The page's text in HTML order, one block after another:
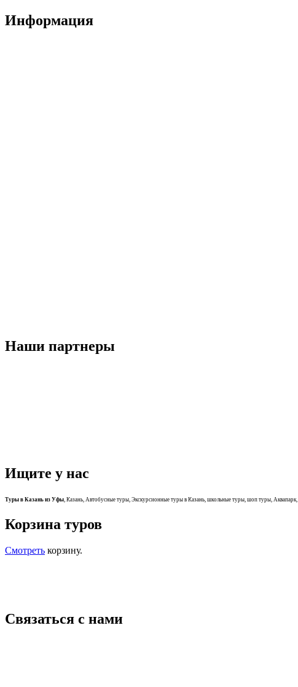
Информация
Наши партнеры
Ищите у нас
Туры в Казань из Уфы, Казань, Автобусные туры, Экскурсионные туры в Казань, школьные туры, шоп туры, Аквапарк,
Корзина туров
Смотреть корзину.
Связаться с нами